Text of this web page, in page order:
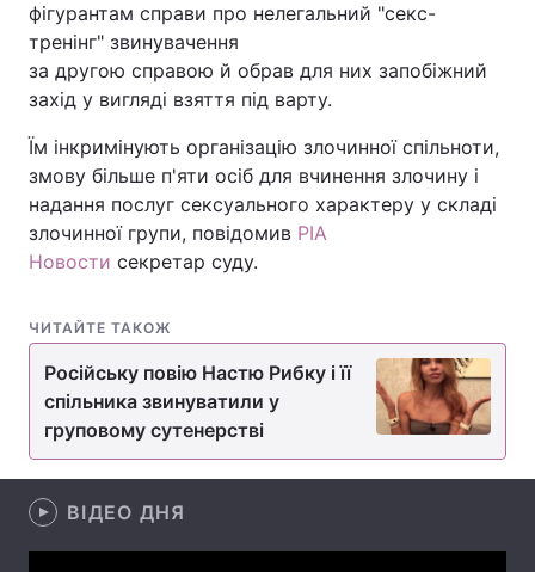
Україна Політика
Економіка Світ
Техно і зв'язок Лайт
Зброя Інциденти
Цікавинки
Регіони
Лонгріди
Відео з Youtube
фігурантам справи про нелегальний "секс-
тренінг" звинувачення
за другою справою й обрав для них запобіжний
захід у вигляді взяття під варту.
Їм інкримінують організацію злочинної спільноти,
змову більше п'яти осіб для вчинення злочину і
надання послуг сексуального характеру у складі
злочинної групи, повідомив РІА
Новости секретар суду.
ЧИТАЙТЕ ТАКОЖ
Російську повію Настю Рибку і її
спільника звинуватили у
груповому сутенерстві
ВІДЕО ДНЯ